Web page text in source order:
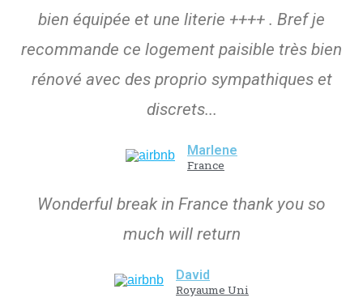
bien équipée et une literie ++++ . Bref je
recommande ce logement paisible très bien
rénové avec des proprio sympathiques et
discrets...
Marlene
France
Wonderful break in France thank you so
much will return
David
Royaume Uni